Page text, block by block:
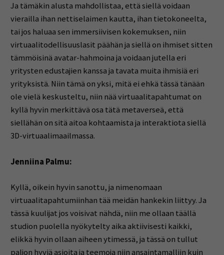
Ja tämäkin alusta mahdollistaa, että siellä voidaan
vierailla ihan nettiselaimen kautta, ihan tietokoneelta,
tai jos haluaa sen immersiivisen kokemuksen, niin
virtuaalitodellisuuslasit päähän ja siellä on ihmiset sitten
tämmöisinä avatar-hahmoina ja voidaan jutella eri
yritysten edustajien kanssa ja tavata muita ihmisiä eri
yrityksistä. Niin tämä on yksi, mitä ei ehkä tässä tänään
ole vielä keskusteltu, niin nää virtuaalitapahtumat on
kyllä hyvin merkittävä osa tätä metaverseä, että
siellähän on sitä aitoa kohtaamista ja interaktiota siellä
3D-virtuaalimaailmassa.
Jenniina Palmu:
Kyllä, oikein hyvin sanottu, ja nimenomaan
virtuaalitapahtumiinhan tää meidän hankekin liittyy. Ja
tässä kuulijat jos voisivat nähdä, niin me ollaan täällä
studion puolella nyökytelty aika aktiivisesti kaikki,
elikkä hyvin ollaan aiheen ytimessä, ja tässä on tullut
paljon hyviä asioita ja teemoja niin ansaintamalliin kuin